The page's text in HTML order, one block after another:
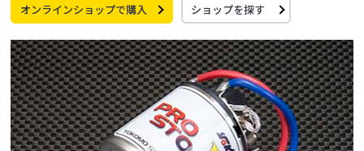
オンラインショップで購入 ショップを探す